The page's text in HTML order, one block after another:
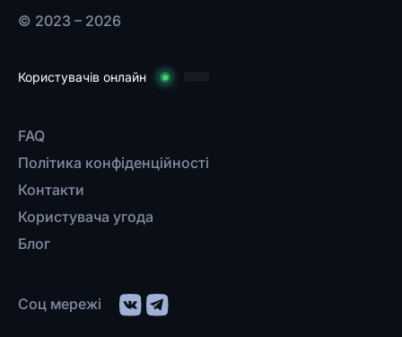
© 2023 – 2026
Користувачів онлайн
FAQ
Політика конфіденційності
Контакти
Користувача угода
Блог
Соц мережі